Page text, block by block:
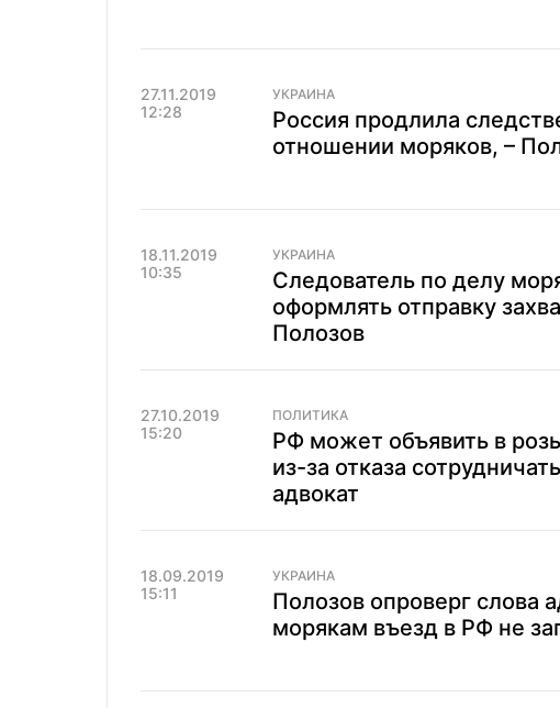
27.11.2019
12:28
УКРАИНА
Россия продлила
отношении моряков, –
18.11.2019
10:35
УКРАИНА
Следователь по делу
оформлять отправку
Полозов
27.10.2019
15:20
ПОЛИТИКА
РФ может объявить в
из-за отказа
адвокат
18.09.2019
15:11
УКРАИНА
Полозов опроверг слова
морякам въезд в РФ не